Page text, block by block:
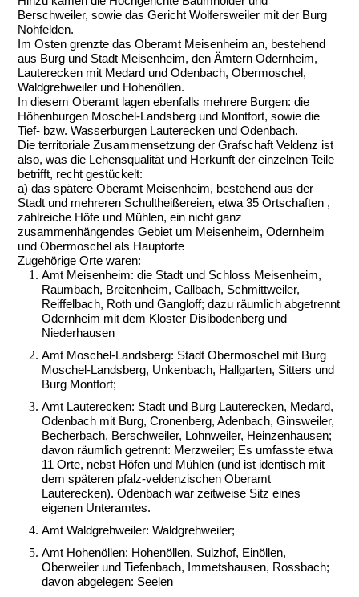
Berschweiler, sowie das Gericht Wolfersweiler mit der Burg
Nohfelden.
Im Osten grenzte das Oberamt Meisenheim an, bestehend
aus Burg und Stadt Meisenheim, den Ämtern Odernheim,
Lauterecken mit Medard und Odenbach, Obermoschel,
Waldgrehweiler und Hohenöllen.
In diesem Oberamt lagen ebenfalls mehrere Burgen: die
Höhenburgen Moschel-Landsberg und Montfort, sowie die
Tief- bzw. Wasserburgen Lauterecken und Odenbach.
Die territoriale Zusammensetzung der Grafschaft Veldenz ist
also, was die Lehensqualität und Herkunft der einzelnen Teile
betrifft, recht gestückelt:
a)das spätere Oberamt Meisenheim, bestehend aus der
Stadt und mehreren Schultheißereien, etwa 35 Ortschaften ,
zahlreiche Höfe und Mühlen, ein nicht ganz
zusammenhängendes Gebiet um Meisenheim, Odernheim
und Obermoschel als Hauptorte
Zugehörige Orte waren:
Amt Meisenheim: die Stadt und Schloss Meisenheim,
Raumbach, Breitenheim, Callbach, Schmittweiler,
Reiffelbach, Roth und Gangloff; dazu räumlich abgetrennt
Odernheim mit dem Kloster Disibodenberg und
Niederhausen
Amt Moschel-Landsberg: Stadt Obermoschel mit Burg
Moschel-Landsberg, Unkenbach, Hallgarten, Sitters und
Burg Montfort;
Amt Lauterecken: Stadt und Burg Lauterecken, Medard,
Odenbach mit Burg, Cronenberg, Adenbach, Ginsweiler,
Becherbach, Berschweiler, Lohnweiler, Heinzenhausen;
davon räumlich getrennt: Merzweiler; Es umfasste etwa
11 Orte, nebst Höfen und Mühlen (und ist identisch mit
dem späteren pfalz-veldenzischen Oberamt
Lauterecken). Odenbach war zeitweise Sitz eines
eigenen Unteramtes.
Amt Waldgrehweiler: Waldgrehweiler;
Amt Hohenöllen: Hohenöllen, Sulzhof, Einöllen,
Oberweiler und Tiefenbach, Immetshausen, Rossbach;
davon abgelegen: Seelen